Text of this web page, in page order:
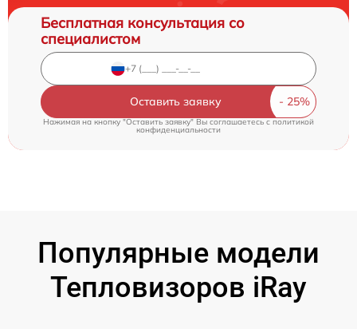
Бесплатная консультация со
специалистом
Оставить заявку
Нажимая на кнопку "Оставить заявку" Вы соглашаетесь cполитикой
конфиденциальности
Популярные модели
Тепловизоров iRay